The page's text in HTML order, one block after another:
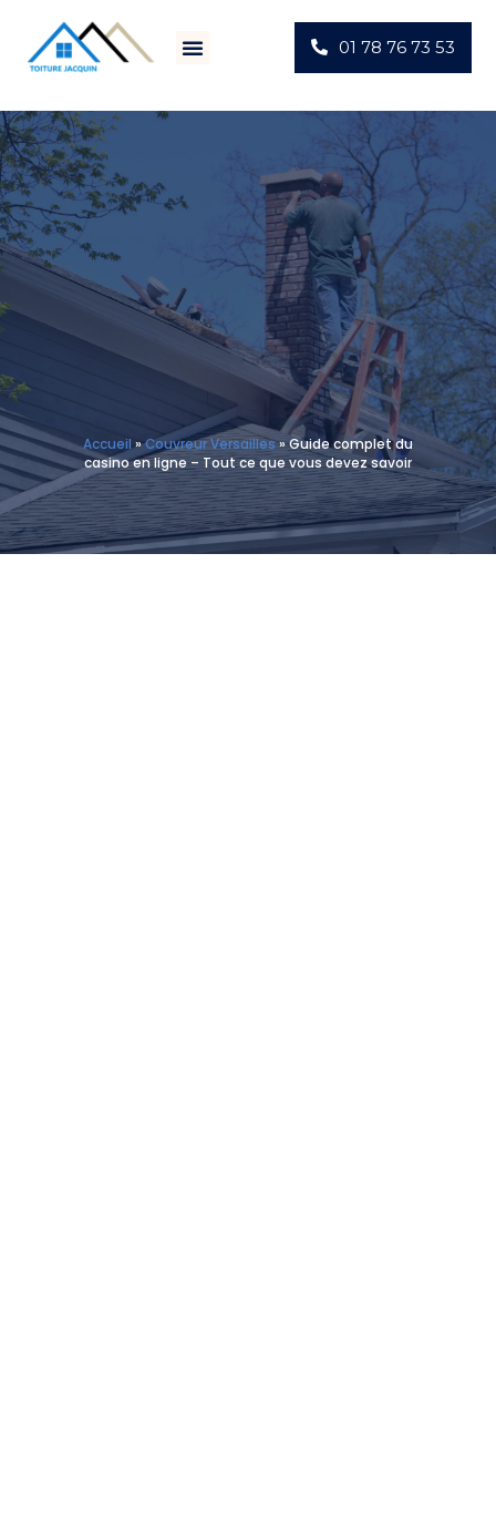
01 78 76 73 53
Accueil»Couvreur Versailles»Guide complet du
casino en ligne – Tout ce que vous devez savoir